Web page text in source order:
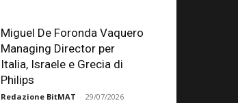
Miguel De Foronda Vaquero
Managing Director per
Italia, Israele e Grecia di
Philips
Redazione BitMAT - 29/07/2026